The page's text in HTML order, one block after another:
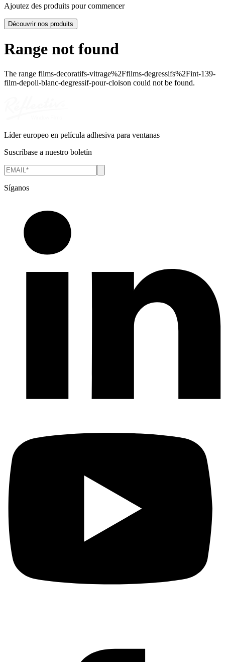
Ajoutez des produits pour commencer
Découvrir nos produits
Range not found
The range films-decoratifs-vitrage%2Ffilms-degressifs%2Fint-139-
film-depoli-blanc-degressif-pour-cloison could not be found.
Líder europeo en película adhesiva para ventanas
Suscríbase a nuestro boletín
Síganos